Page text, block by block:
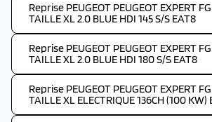
Reprise PEUGEOT PEUGEOT EXPERT
TAILLE XL 2.0 BLUE HDI 145 S/S EAT8
Reprise PEUGEOT PEUGEOT EXPERT
TAILLE XL 2.0 BLUE HDI 180 S/S EAT8
Reprise PEUGEOT PEUGEOT EXPERT
TAILLE XL ELECTRIQUE 136CH (100 KW)